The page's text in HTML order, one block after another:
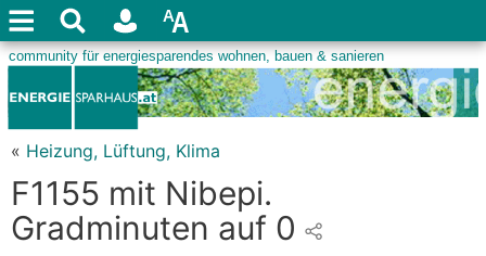
« Heizung, Lüftung, Klima
F1155 mit Nibepi.
Gradminuten auf 0